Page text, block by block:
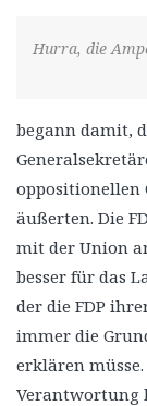
Hurra, die
begann damit,
oppositionellen
äußerten. Die
mit der Union
besser für das
der die FDP
immer die
erklären
Verantwortung